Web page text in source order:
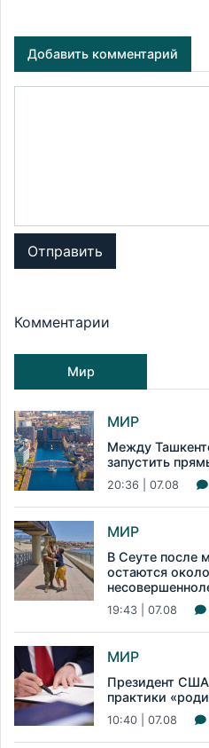
Добавить комментарий
Отправить
Комментарии
Мир
МИР
Между
запустить
20:36 | 07.08
МИР
В Сеуте после
остаются
19:43 | 07.08
МИР
Президент США
практики
10:40 | 07.08